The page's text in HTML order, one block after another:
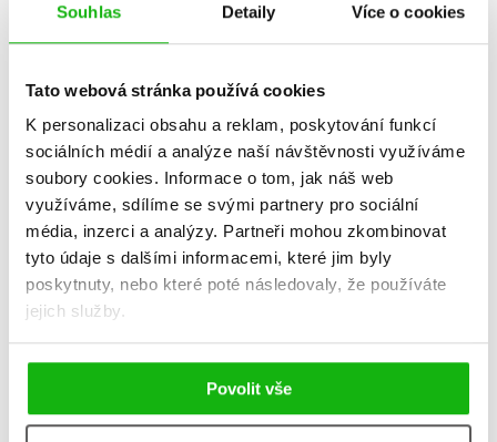
Souhlas Detaily Více o cookies
Tato webová stránka používá cookies
K personalizaci obsahu a reklam, poskytování funkcí
sociálních médií a analýze naší návštěvnosti využíváme
soubory cookies. Informace o tom, jak náš web
využíváme, sdílíme se svými partnery pro sociální
média, inzerci a analýzy. Partneři mohou zkombinovat
tyto údaje s dalšími informacemi, které jim byly
poskytnuty, nebo které poté následovaly, že používáte
jejich služby.
Povolit vše
Vývoj aplikací pro iOS
Ľuboslav Lacko
472 Kč590 Kč
Do košíku
Mistrovství - Android
Ľuboslav Lacko
792 Kč990 Kč
Do košíku
Zobraz záznamů
Zobrazuji 1 až 2 z celkem 2 záznamů
Předchozí